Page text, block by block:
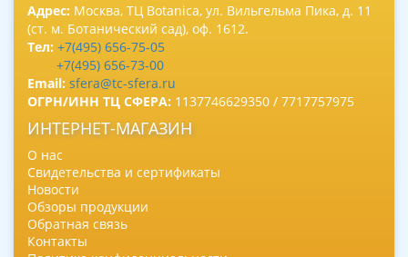
Адрес: Москва, ТЦ Botanica, ул. Вильгельма Пика, д. 11
(ст. м. Ботанический сад), оф. 1612.
Тел: +7(495) 656-75-05
+7(495) 656-73-00
Email: sfera@tc-sfera.ru
ОГРН/ИНН ТЦ СФЕРА: 1137746629350 / 7717757975
ИНТЕРНЕТ-МАГАЗИН
О нас
Свидетельства и сертификаты
Новости
Обзоры продукции
Обратная связь
Контакты